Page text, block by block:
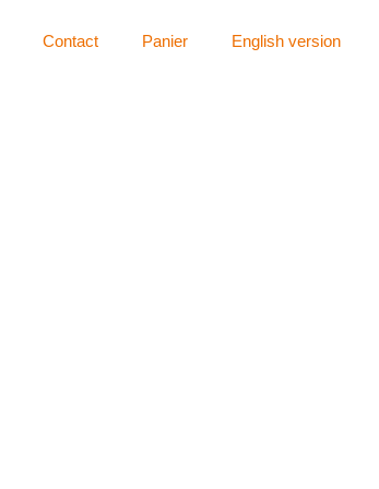
Contact Panier English version